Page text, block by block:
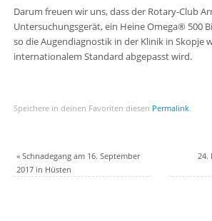
Darum freuen wir uns, dass der Rotary-Club
Untersuchungsgerät, ein Heine Omega® 500
so die Augendiagnostik in der Klinik in Skopje
internationalem Standard abgepasst wird.
Speichere in deinen Favoriten diesen Permalink.
«Schnadegang am 16. September
2017 in Hüsten
24.